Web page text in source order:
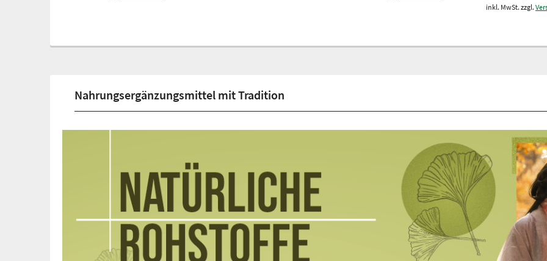
inkl. MwSt. zzgl.
Nahrungsergänzungsmittel mit Tradition